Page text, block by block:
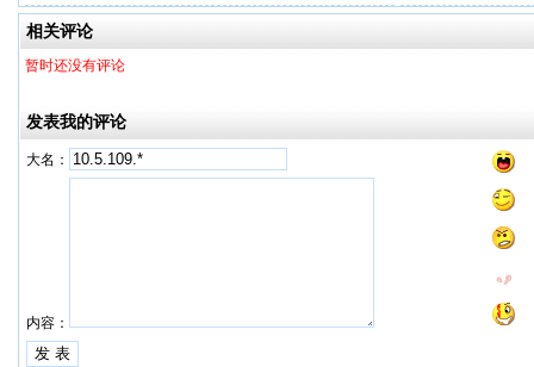
相关评论
暂时还没有评论
发表我的评论
大名：
内容：